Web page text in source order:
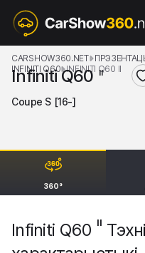
360°
CARSHOW360.NET
INFINITI Q60 INFINITI Q60 II
Infiniti Q60 II
Coupe S [16-]
Infiniti Q60 II